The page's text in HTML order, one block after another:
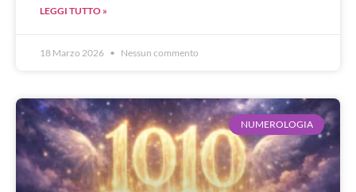
LEGGI TUTTO »
18 Marzo 2026 Nessun commento
NUMEROLOGIA